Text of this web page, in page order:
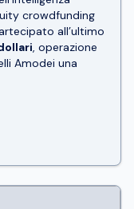
crowdfunding
all’ultimo
, operazione
Amodei una